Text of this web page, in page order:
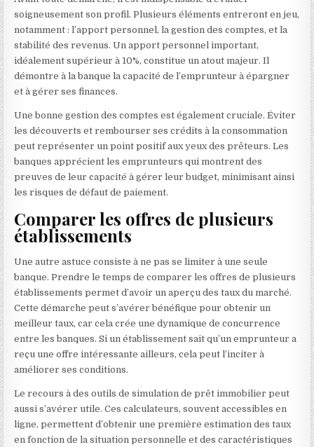
soigneusement son profil. Plusieurs éléments entreront en jeu,
notamment : l’apport personnel, la gestion des comptes, et la
stabilité des revenus. Un apport personnel important,
idéalement supérieur à 10%, constitue un atout majeur. Il
démontre à la banque la capacité de l’emprunteur à épargner
et à gérer ses finances.
Une bonne gestion des comptes est également cruciale. Éviter
les découverts et rembourser ses crédits à la consommation
peut représenter un point positif aux yeux des prêteurs. Les
banques apprécient les emprunteurs qui montrent des
preuves de leur capacité à gérer leur budget, minimisant ainsi
les risques de défaut de paiement.
Comparer les offres de plusieurs
établissements
Une autre astuce consiste à ne pas se limiter à une seule
banque. Prendre le temps de comparer les offres de plusieurs
établissements permet d’avoir un aperçu des taux du marché.
Cette démarche peut s’avérer bénéfique pour obtenir un
meilleur taux, car cela crée une dynamique de concurrence
entre les banques. Si un établissement sait qu’un emprunteur a
reçu une offre intéressante ailleurs, cela peut l’inciter à
améliorer ses conditions.
Le recours à des outils de simulation de prêt immobilier peut
aussi s’avérer utile. Ces calculateurs, souvent accessibles en
ligne, permettent d’obtenir une première estimation des taux
en fonction de la situation personnelle et des caractéristiques